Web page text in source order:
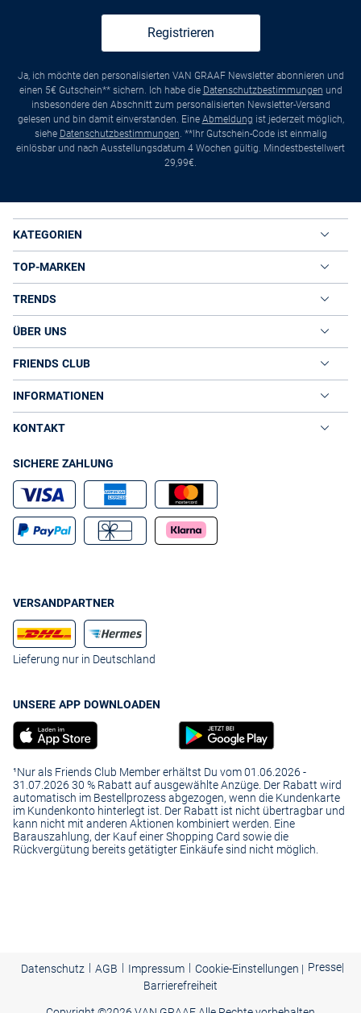
Registrieren
Ja, ich möchte den personalisierten VAN GRAAF Newsletter abonnieren und
einen 5€ Gutschein** sichern. Ich habe die Datenschutzbestimmungen und
insbesondere den Abschnitt zum personalisierten Newsletter-Versand
gelesen und bin damit einverstanden. Eine Abmeldung ist jederzeit möglich,
siehe Datenschutzbestimmungen. **Ihr Gutschein-Code ist einmalig
einlösbar und nach Ausstellungsdatum 4 Wochen gültig. Mindestbestellwert
29,99€.
KATEGORIEN
TOP-MARKEN
TRENDS
ÜBER UNS
FRIENDS CLUB
INFORMATIONEN
KONTAKT
SICHERE ZAHLUNG
VERSANDPARTNER
Lieferung nur in Deutschland
UNSERE APP DOWNLOADEN
¹Nur als Friends Club Member erhältst Du vom 01.06.2026 -
31.07.2026 30 % Rabatt auf ausgewählte Anzüge. Der Rabatt wird
automatisch im Bestellprozess abgezogen, wenn die Kundenkarte
im Kundenkonto hinterlegt ist. Der Rabatt ist nicht übertragbar und
kann nicht mit anderen Aktionen kombiniert werden. Eine
Barauszahlung, der Kauf einer Shopping Card sowie die
Rückvergütung bereits getätigter Einkäufe sind nicht möglich.
Datenschutz | AGB | Impressum | Cookie-Einstellungen | Presse|
Barrierefreiheit